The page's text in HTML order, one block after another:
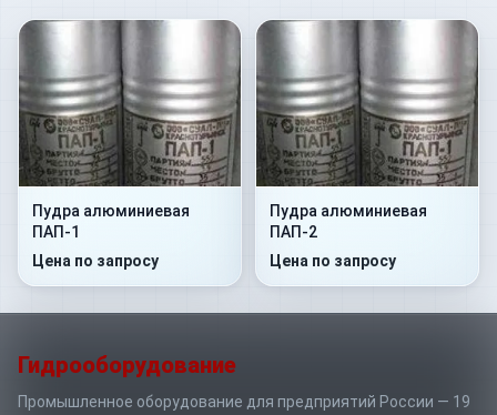
Пудра алюминиевая
ПАП-1
Цена по запросу
Пудра алюминиевая
ПАП-2
Цена по запросу
Гидрооборудование
Промышленное оборудование для предприятий России — 19